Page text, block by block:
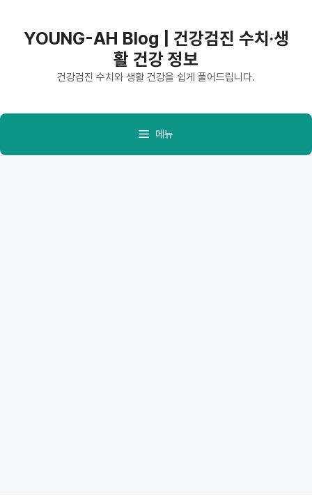
뛰
YOUNG-AH Blog | 건강검진 수치·생
활 건강 정보
건강검진 수치와 생활 건강을 쉽게 풀어드립니다.
메뉴